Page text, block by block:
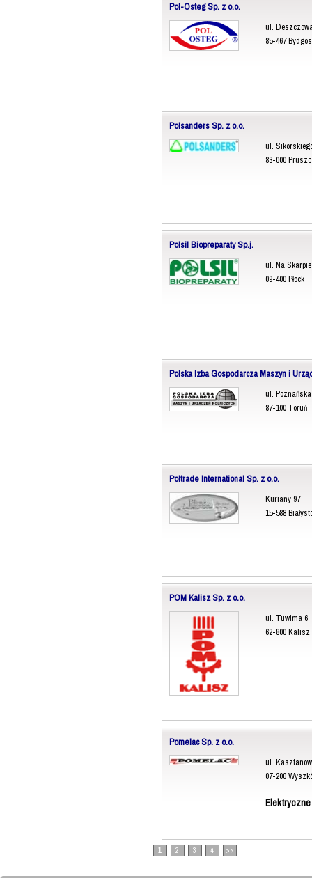
Pol-Osteg Sp. z o.o.
ul.
85-467
Polsanders Sp. z o.o.
ul.
83-000
Polsil Biopreparaty Sp.j.
ul. Na Skarpie
09-400 Płock
Polska Izba Gospodarcza Maszyn i
ul. Poznańska
87-100 Toruń
Poltrade International Sp. z o.o.
Kuriany 97
15-588
POM Kalisz Sp. z o.o.
ul. Tuwima 6
62-800 Kalisz
Pomelac Sp. z o.o.
ul.
07-200
1 2 3 4 >>